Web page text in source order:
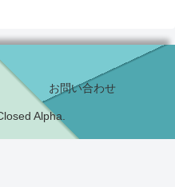
お問い合わせ
Alpha.